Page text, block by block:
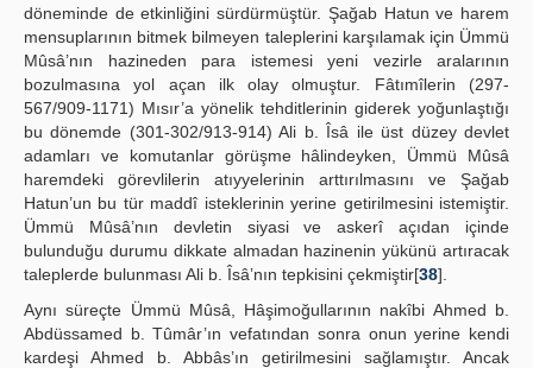
döneminde de etkinliğini sürdürmüştür. Şağab Hatun ve harem
mensuplarının bitmek bilmeyen taleplerini karşılamak için Ümmü
Mûsâ’nın hazineden para istemesi yeni vezirle aralarının
bozulmasına yol açan ilk olay olmuştur. Fâtımîlerin (297-
567/909-1171) Mısır’a yönelik tehditlerinin giderek yoğunlaştığı
bu dönemde (301-302/913-914) Ali b. Îsâ ile üst düzey devlet
adamları ve komutanlar görüşme hâlindeyken, Ümmü Mûsâ
haremdeki görevlilerin atıyyelerinin arttırılmasını ve Şağab
Hatun’un bu tür maddî isteklerinin yerine getirilmesini istemiştir.
Ümmü Mûsâ’nın devletin siyasi ve askerî açıdan içinde
bulunduğu durumu dikkate almadan hazinenin yükünü artıracak
taleplerde bulunması Ali b. Îsâʼnın tepkisini çekmiştir[38].
Aynı süreçte Ümmü Mûsâ, Hâşimoğullarının nakîbi Ahmed b.
Abdüssamed b. Tûmâr’ın vefatından sonra onun yerine kendi
kardeşi Ahmed b. Abbâs’ın getirilmesini sağlamıştır. Ancak